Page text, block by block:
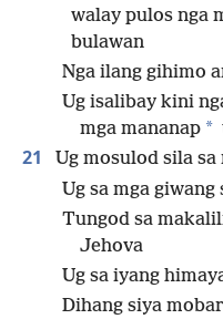
walay pulos nga
bulawan
Nga ilang gihimo
Ug isalibay kini
mga mananap *
21
Ug mosulod sila sa
Ug sa mga
Tungod sa
Jehova
Ug sa iyang
Dihang siya